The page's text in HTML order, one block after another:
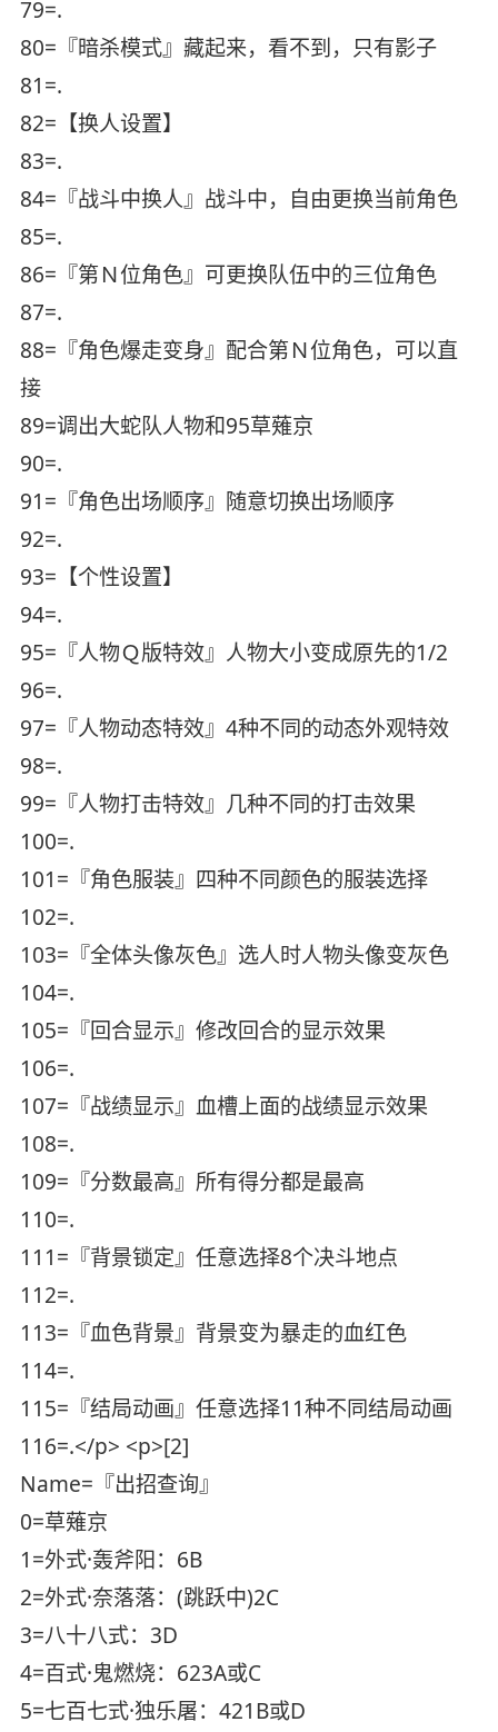
79=.
80=『暗杀模式』藏起来，看不到，只有影子
81=.
82=【换人设置】
83=.
84=『战斗中换人』战斗中，自由更换当前角色
85=.
86=『第Ｎ位角色』可更换队伍中的三位角色
87=.
88=『角色爆走变身』配合第Ｎ位角色，可以直
接
89=调出大蛇队人物和95草薙京
90=.
91=『角色出场顺序』随意切换出场顺序
92=.
93=【个性设置】
94=.
95=『人物Ｑ版特效』人物大小变成原先的1/2
96=.
97=『人物动态特效』4种不同的动态外观特效
98=.
99=『人物打击特效』几种不同的打击效果
100=.
101=『角色服装』四种不同颜色的服装选择
102=.
103=『全体头像灰色』选人时人物头像变灰色
104=.
105=『回合显示』修改回合的显示效果
106=.
107=『战绩显示』血槽上面的战绩显示效果
108=.
109=『分数最高』所有得分都是最高
110=.
111=『背景锁定』任意选择8个决斗地点
112=.
113=『血色背景』背景变为暴走的血红色
114=.
115=『结局动画』任意选择11种不同结局动画
116=.</p> <p>[2]
Name=『出招查询』
0=草薙京
1=外式·轰斧阳：6B
2=外式·奈落落：(跳跃中)2C
3=八十八式：3D
4=百式·鬼燃烧：623A或C
5=七百七式·独乐屠：421B或D